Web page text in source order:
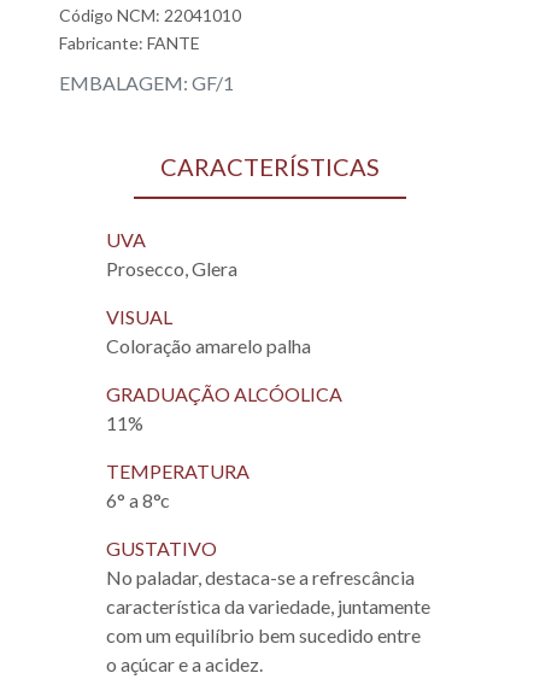
Código NCM: 22041010
Fabricante: FANTE
EMBALAGEM: GF/1
CARACTERÍSTICAS
UVA
Prosecco, Glera
VISUAL
Coloração amarelo palha
GRADUAÇÃO ALCÓOLICA
11%
TEMPERATURA
6° a 8°c
GUSTATIVO
No paladar, destaca-se a refrescância
característica da variedade, juntamente
com um equilíbrio bem sucedido entre
o açúcar e a acidez.